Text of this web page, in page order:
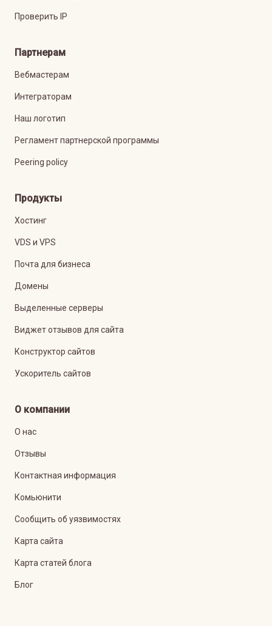
Проверить IP
Партнерам
Вебмастерам
Интеграторам
Наш логотип
Регламент партнерской программы
Peering policy
Продукты
Хостинг
VDS и VPS
Почта для бизнеса
Домены
Выделенные серверы
Виджет отзывов для сайта
Конструктор сайтов
Ускоритель сайтов
О компании
О нас
Отзывы
Контактная информация
Комьюнити
Сообщить об уязвимостях
Карта сайта
Карта статей блога
Блог